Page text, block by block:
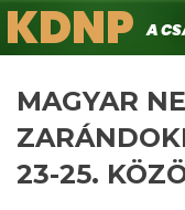
Ugrás
a
Keresés
KDNP
A
MAGYAR
23-25.